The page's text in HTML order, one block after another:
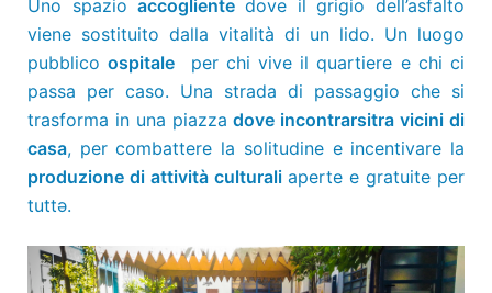
Uno spazioaccoglientedove il grigio dell’asfalto
viene sostituito dalla vitalità di un lido. Un luogo
pubblicoospitale per chi vive il quartiere e chi ci
passa per caso. Una strada di passaggio che si
trasforma in una piazzadove incontrarsitra vicini di
casa, per combattere la solitudine e incentivare la
produzione di attività culturaliaperte e gratuite per
tuttə.